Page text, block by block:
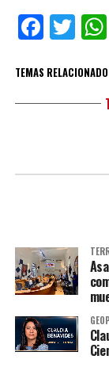
TEMAS